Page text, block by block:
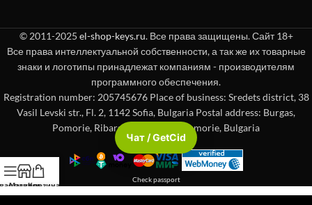
© 2011-2025 el-shop-keys.ru. Все права защищены. Сайт 18+
Все права интеллектуальной собственности, а так же их товарные
знаки и логотипы принадлежат компаниям - производителям
программного обеспечения.
Registration number: 205745676 Place of business: Sredets district, 38
Vasil Levski str., Fl. 2, 1142 Sofia, Bulgaria Postal address: Burgas,
Pomorie, Ribarska st. 8, 8200, Pomorie, Bulgaria
Check passport
панель
МагазинКорзина
Чат / GetCid